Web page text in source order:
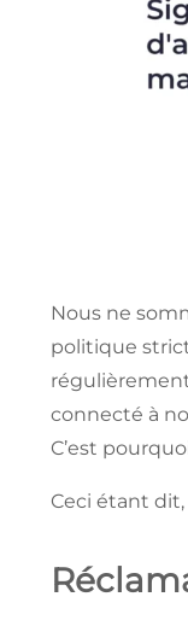
Nous ne
politique
connecté à
C’est
Ceci étant